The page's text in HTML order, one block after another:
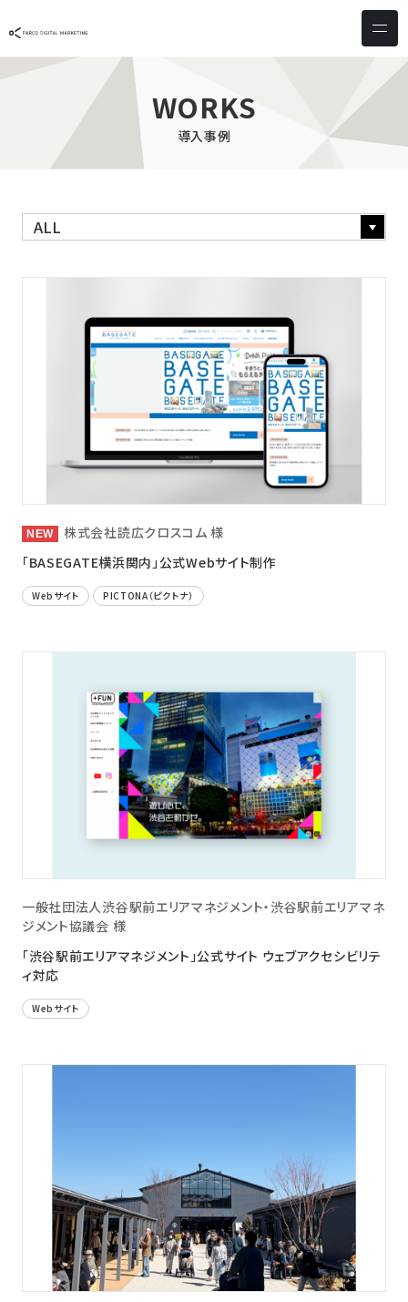
サービス & ソリューション
PICTONA
PDM XR
デジタルサイネージ
しふとん
ウェブアクセシビリティ
店頭
ショッピング
スキルアップ
お客様の声
クライアント一覧
採用情報
メンバー
会社情報
コーポレートメッセージ
WORKS
導入事例
株式会社読広クロスコム 様
「BASEGATE横浜関内」公式Webサイト制作
Webサイト PICTONA（ピクトナ）
一般社団法人渋谷駅前エリアマネジメント・渋谷駅前エリアマネ
ジメント協議会 様
「渋谷駅前エリアマネジメント」公式サイト ウェブアクセシビリテ
ィ対応
Webサイト